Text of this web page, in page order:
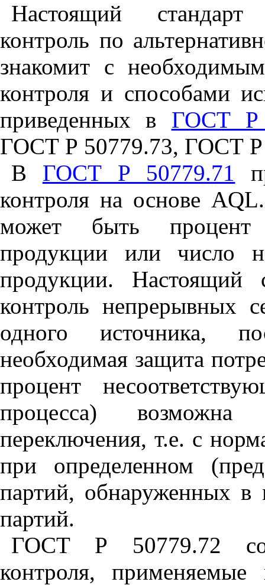
Настоящий стандарт
контроль по
знакомит с
контроля и способами
приведенных в ГОСТ Р
ГОСТ Р 50779.73, ГОСТ
В ГОСТ Р 50779.71
контроля на основе AQL
может быть процент
продукции или число
продукции. Настоящий
контроль непрерывных
одного источника,
необходимая защита
процент
процесса)
переключения, т.е. с
при определенном
партий, обнаруженных в
партий.
ГОСТ Р 50779.72
контроля,